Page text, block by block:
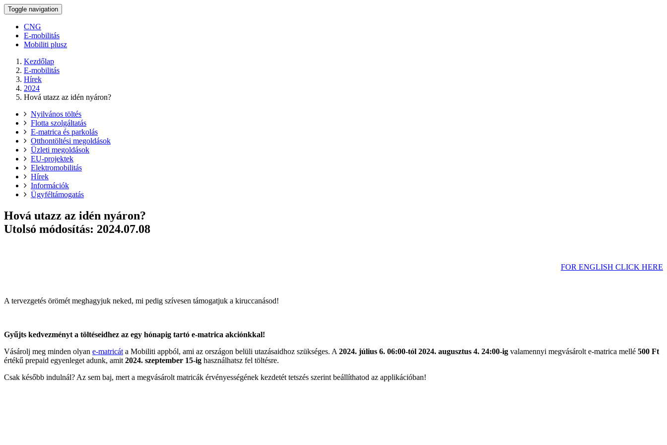
Toggle navigation
CNG
E-mobilitás
Mobiliti plusz
Kezdőlap
E-mobilitás
Hírek
2024
Hová utazz az idén nyáron?
Nyilvános töltés
Flotta szolgáltatás
E-matrica és parkolás
Otthontöltési megoldások
Üzleti megoldások
EU-projektek
Elektromobilitás
Hírek
Információk
Ügyféltámogatás
Hová utazz az idén nyáron?
Utolsó módosítás: 2024.07.08
FOR ENGLISH CLICK HERE
A tervezgetés örömét meghagyjuk neked, mi pedig szívesen támogatjuk a kiruccanásod!
Gyűjts kedvezményt a töltéseidhez az egy hónapig tartó e-matrica akciónkkal!
Vásárolj meg minden olyan e-matricát a Mobiliti appból, ami az országon belüli utazásaidhoz szükséges. A 2024. július 6. 06:00-tól 2024. augusztus 4. 24:00-ig valamennyi megvásárolt e-matrica mellé 500 Ft
értékű prepaid egyenleget adunk, amit 2024. szeptember 15-ig használhatsz fel töltésre.
Csak később indulnál? Az sem baj, mert a megvásárolt matricák érvényességének kezdetét tetszés szerint beállíthatod az applikációban!